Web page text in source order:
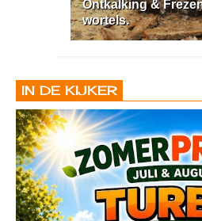
Ontkalking &
wortels.
IN DE KIJKER